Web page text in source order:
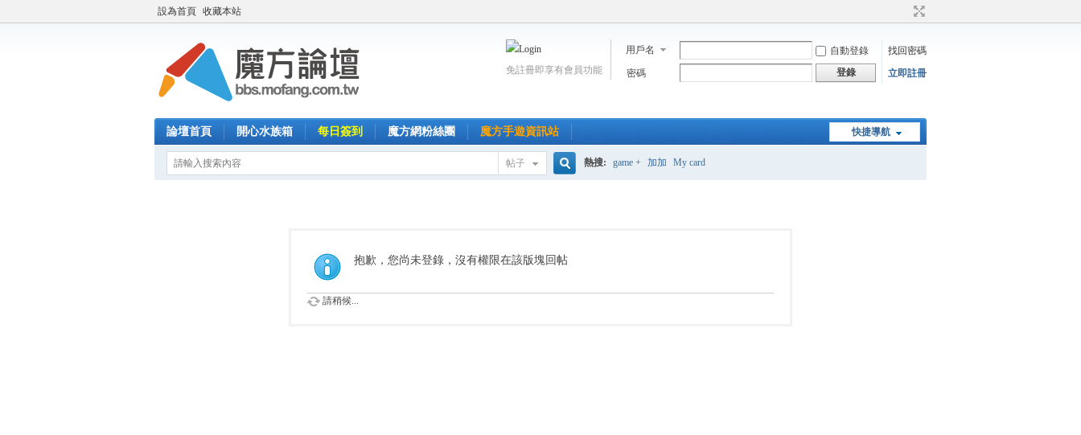
設為首頁 收藏本站
用戶名 自動登錄
找回密碼
密碼
登錄 立即註冊
免註冊即享有會員功能
快捷導航
論壇首頁 開心水族箱 每日簽到 魔方網粉絲團 魔方手遊資訊站
帖子
索
熱搜: game + 加加 My card
抱歉，您尚未登錄，沒有權限在該版塊回帖
請稍候...